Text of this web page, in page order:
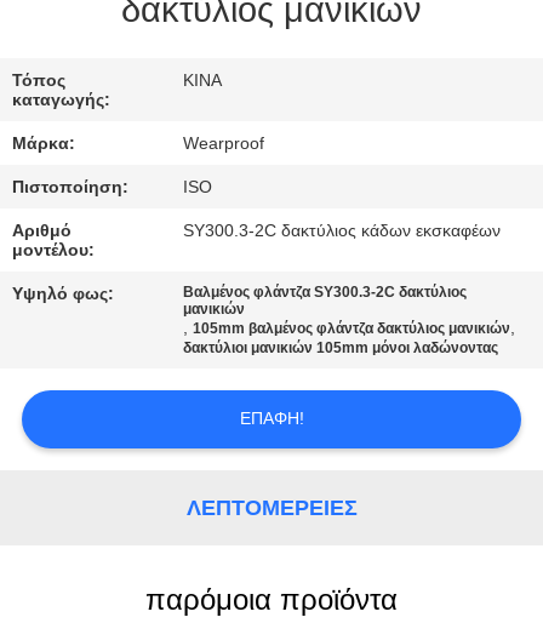
ΑΠΌΣΠΑΣΜΑ
SITEMAP
PRIVACY
δακτύλιος μανικιών
Τόπος
καταγωγής:
ΚΙΝΑ
Μάρκα: Wearproof
Πιστοποίηση: ISO
Αριθμό
μοντέλου:
SY300.3-2C δακτύλιος κάδων εκσκαφέων
Υψηλό φως:
Βαλμένος φλάντζα SY300.3-2C δακτύλιος
μανικιών
,105mm βαλμένος φλάντζα δακτύλιος μανικιών,
δακτύλιοι μανικιών 105mm μόνοι λαδώνοντας
ΕΠΑΦΉ!
ΛΕΠΤΟΜΈΡΕΙΕΣ
παρόμοια προϊόντα